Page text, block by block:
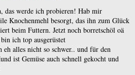
das werde ich probieren! Hab mir
Knochenmehl besorgt, das ihn zum Glück
beim Futtern. Jetzt noch borretschöl oä
ich top ausgerüstet
eh alles nicht so schwer.. und für den
ist Gemüse auch schnell gekocht und